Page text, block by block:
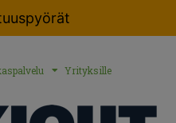
Yrityksille